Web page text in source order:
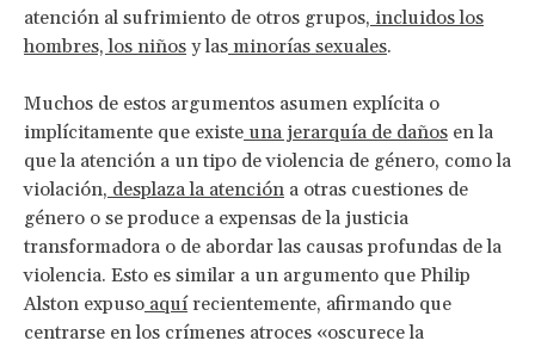
atención al sufrimiento de otros grupos, incluidos los
hombres, los niños y las minorías sexuales.
Muchos de estos argumentos asumen explícita o
implícitamente que existe una jerarquía de daños en la
que la atención a un tipo de violencia de género, como la
violación, desplaza la atención a otras cuestiones de
género o se produce a expensas de la justicia
transformadora o de abordar las causas profundas de la
violencia. Esto es similar a un argumento que Philip
Alston expuso aquírecientemente, afirmando que
centrarse en los crímenes atroces «oscurece la